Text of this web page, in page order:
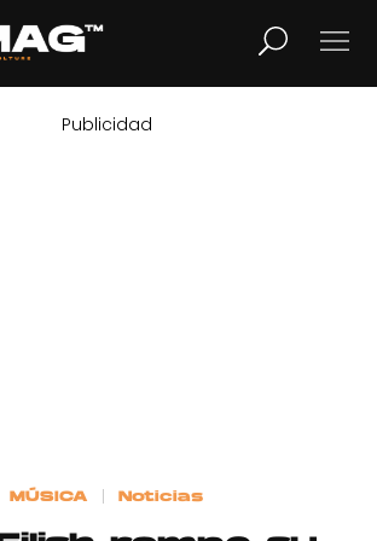
LIFESTYLE
Publicidad
MÚSICA Noticias